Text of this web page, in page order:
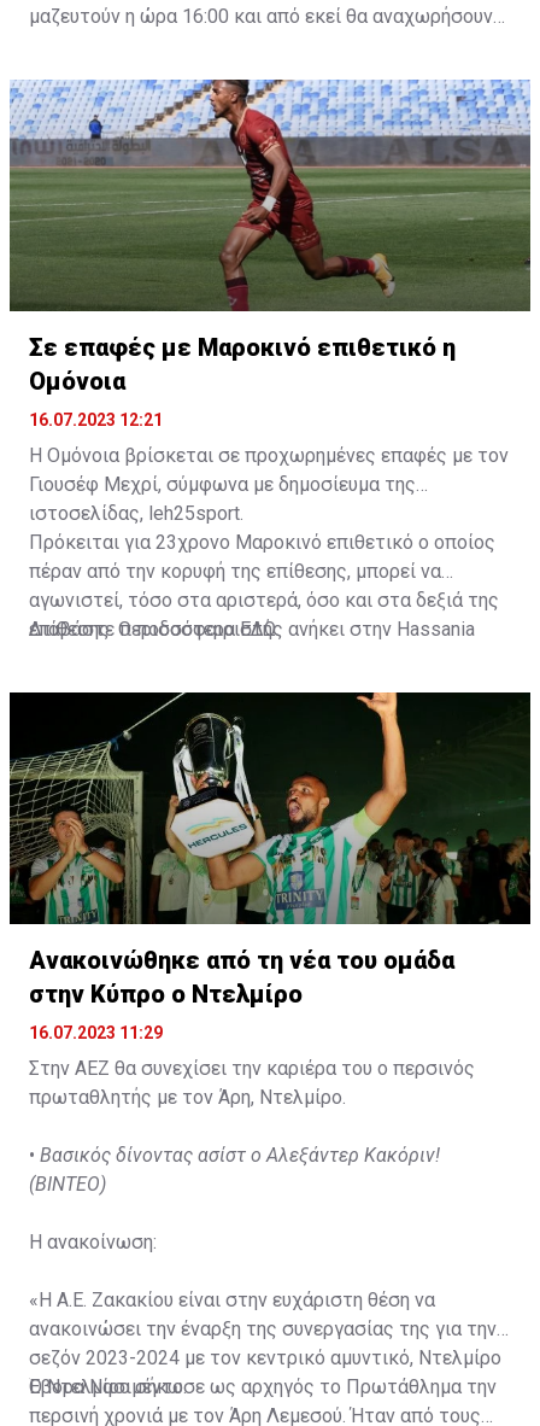
μαζευτούν η ώρα 16:00 και από εκεί θα αναχωρήσουν
της ομάδας.
Σε επαφές με Μαροκινό επιθετικό η
Ομόνοια
16.07.2023 12:21
Η Ομόνοια βρίσκεται σε προχωρημένες επαφές με τον
Γιουσέφ Μεχρί, σύμφωνα με δημοσίευμα της
ιστοσελίδας, leh25sport.
Πρόκειται για 23χρονο Μαροκινό επιθετικό ο οποίος
πέραν από την κορυφή της επίθεσης, μπορεί να
αγωνιστεί, τόσο στα αριστερά, όσο και στα δεξιά της
επίθεσης. Ο ποδοσφαιριστής ανήκει στην Hassania
Διαβάστε περισσότεραΕΔΩ.
Ανακοινώθηκε από τη νέα του ομάδα
στην Κύπρο ο Ντελμίρο
16.07.2023 11:29
Στην ΑΕΖ θα συνεχίσει την καριέρα του ο περσινός
πρωταθλητής με τον Άρη, Ντελμίρο.
• Βασικός δίνοντας ασίστ ο Αλεξάντερ Κακόριν!
(ΒΙΝΤΕΟ)
Η ανακοίνωση:
«Η Α.Ε. Ζακακίου είναι στην ευχάριστη θέση να
ανακοινώσει την έναρξη της συνεργασίας της για την
σεζόν 2023-2024 με τον κεντρικό αμυντικό, Ντελμίρο
Έβορα Νασιμέντο.
Ο Ντελμίρο σήκωσε ως αρχηγός το Πρωτάθλημα την
περσινή χρονιά με τον Άρη Λεμεσού. Ήταν από τους